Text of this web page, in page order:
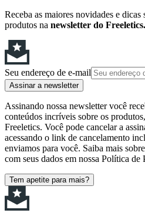
Receba as maiores novidades e
produtos na newsletter do Freeletics.
Seu endereço de e-mail
Assinar a newsletter
Assinando nossa newsletter você
conteúdos incríveis sobre os
Freeletics. Você pode cancelar a
acessando o link de cancelamento
enviamos para você. Saiba mais
com seus dados em nossa Política de
Tem apetite para mais?